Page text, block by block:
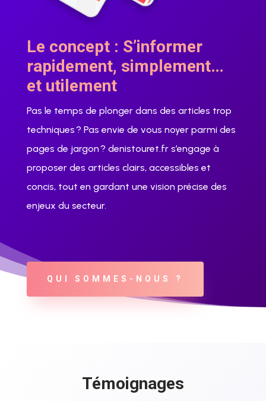
Le concept : S’informer
rapidement, simplement…
et utilement
Pas le temps de plonger dans des articles trop
techniques ? Pas envie de vous noyer parmi des
pages de jargon ? denistouret.fr s’engage à
proposer des articles clairs, accessibles et
concis, tout en gardant une vision précise des
enjeux du secteur.
QUI SOMMES-NOUS ?
Témoignages